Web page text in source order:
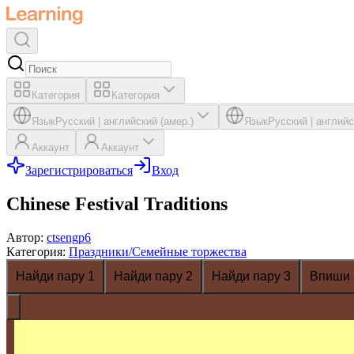
Категория Категория
ЯзыкРусский английский (амер.) ЯзыкРусский
Аккаунт Аккаунт
Зарегистрироваться Вход
Chinese Festival Traditions
Автор: ctsengp6
Категория: Праздники/Семейные торжества
Найди пару 1
Найди пару 2 Найди пару 3 Впиши